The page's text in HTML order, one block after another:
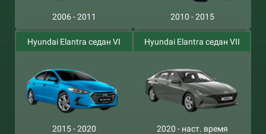
2006 - 2011 2010 - 2015
Hyundai Elantra седан VI
2015 - 2020
Hyundai Elantra седан VII
2020 - наст. время